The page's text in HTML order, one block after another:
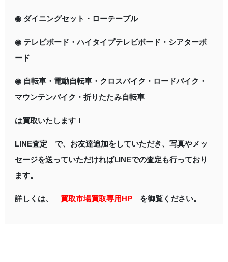
◉ ダイニングセット・ローテーブル
◉ テレビボード・ハイタイプテレビボード・シアターボ
ード
◉ 自転車・電動自転車・クロスバイク・ロードバイク・
マウンテンバイク・折りたたみ自転車
は買取いたします！
LINE査定 で、お友達追加をしていただき、写真やメッ
セージを送っていただければLINEでの査定も行っており
ます。
詳しくは、 買取市場買取専用HPを御覧ください。